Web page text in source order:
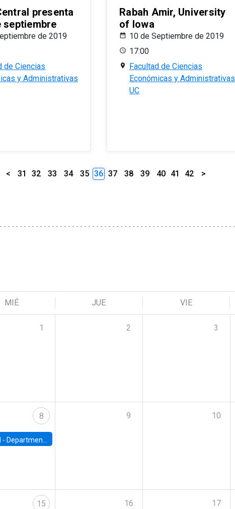
presenta
septiembre
de 2019
de Ciencias
y Administrativas
Rabah Amir, University
of Iowa
10 de Septiembre de 2019
17:00
Facultad de Ciencias
Económicas y Administrativas
UC
< 31 32 33 34 35 36 37 38 39 40 41 42 >
MIÉ JUE VIE
1 2 3
8
- Department Seminar: James Robinson
9 10
15 16 17